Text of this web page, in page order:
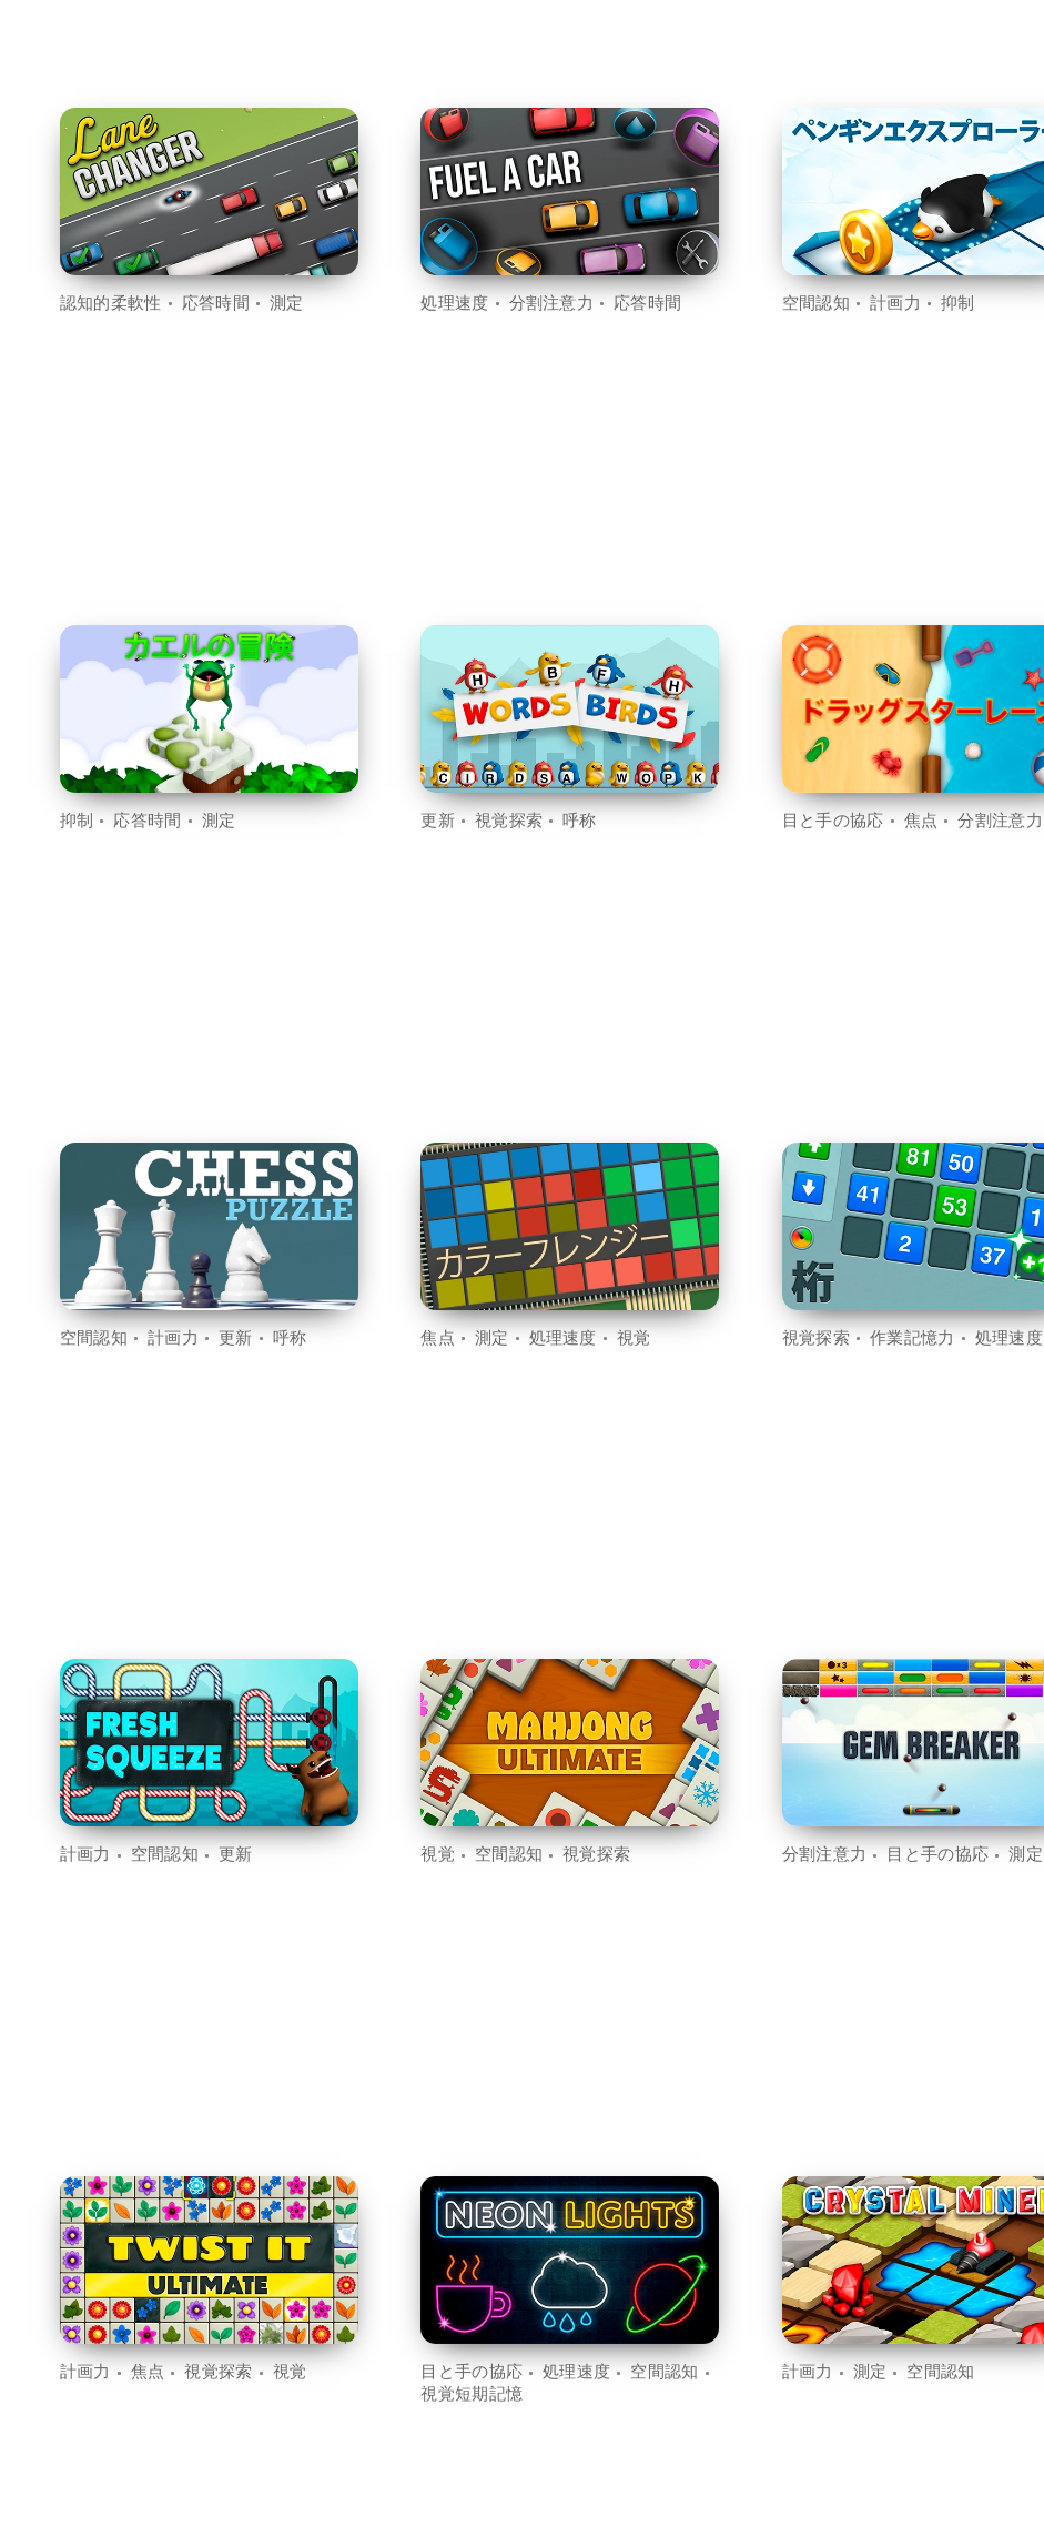
認知的柔軟性 応答時間 測定 処理速度 分割注意力 応答時間 空間認知 計画力 抑制
抑制 応答時間 測定 更新 視覚探索 呼称 目と手の協応 焦点 分割注意力
空間認知 計画力 更新 呼称 焦点 測定 処理速度 視覚 視覚探索 作業記憶力 処理速度
計画力 空間認知 更新 視覚 空間認知 視覚探索 分割注意力 目と手の協応 測定
計画力 焦点 視覚探索 視覚 目と手の協応 処理速度
空間認知
視覚短期記憶
計画力 測定 空間認知